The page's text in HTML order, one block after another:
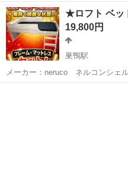
東京 文京区 本郷三丁目駅
★ロフト ベッ
19,800円
巣鴨駅
メーカー：neruco ネルコンシェ
101.5×長さ209.5×高95.3cm (床面